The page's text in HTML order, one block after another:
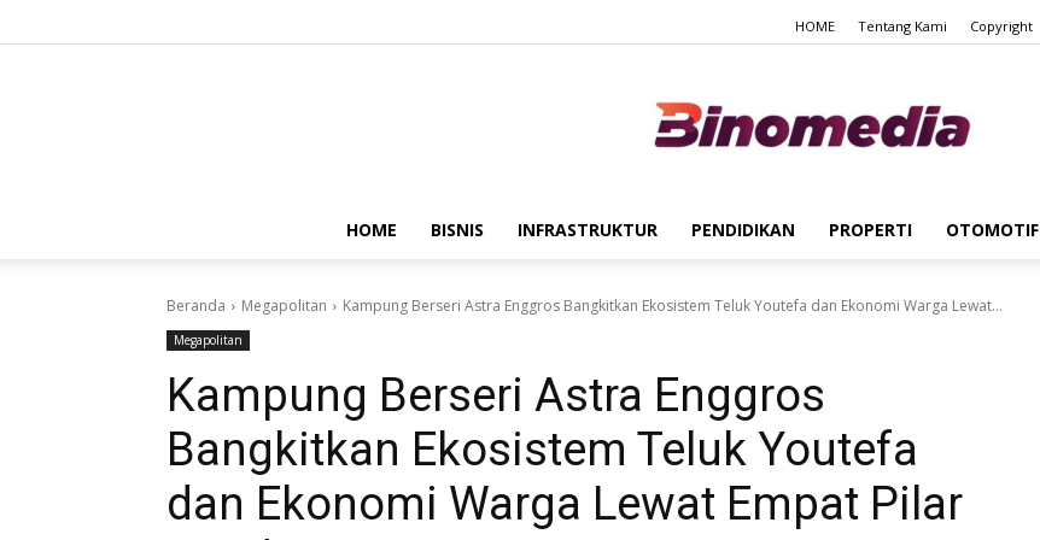
HOME Tentang Kami Copyright
HOME BISNIS INFRASTRUKTUR PENDIDIKAN PROPERTI OTOMOTIF
Beranda Megapolitan Kampung Berseri Astra Enggros Bangkitkan Ekosistem Teluk Youtefa dan Ekonomi Warga Lewat...
Megapolitan
Kampung Berseri Astra Enggros
Bangkitkan Ekosistem Teluk Youtefa
dan Ekonomi Warga Lewat Empat Pilar